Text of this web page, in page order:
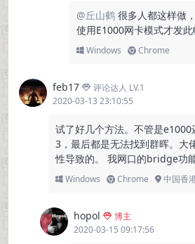
@丘山鹤 很多人都这样做
使用E1000网卡模式才发此
Windows Chrome
feb17
评论达人 LV.1
2020-03-13 23:10:55
试了好几个方法。不管是
3，最后都是无法找到群晖。大
性导致的。 我网口的bridge功
Windows Chrome 中国香
hopol
博主
2020-03-15 09:17:56